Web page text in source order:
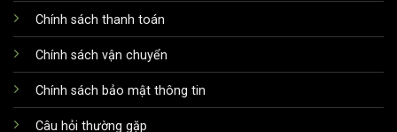
Chính sách thanh toán
Chính sách vận chuyển
Chính sách bảo mật thông tin
Câu hỏi thường gặp